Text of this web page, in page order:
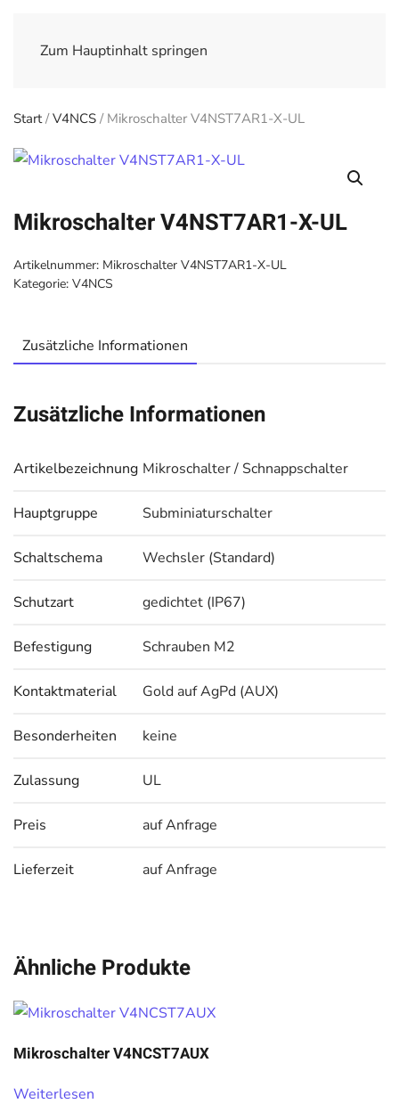
Zum Hauptinhalt springen
Start/V4NCS / Mikroschalter V4NST7AR1-X-UL
Mikroschalter V4NST7AR1-X-UL
Artikelnummer: Mikroschalter V4NST7AR1-X-UL
Kategorie: V4NCS
Zusätzliche Informationen
Zusätzliche Informationen
Artikelbezeichnung Mikroschalter / Schnappschalter
Hauptgruppe Subminiaturschalter
Schaltschema Wechsler (Standard)
Schutzart gedichtet (IP67)
Befestigung Schrauben M2
Kontaktmaterial Gold auf AgPd (AUX)
Besonderheiten keine
Zulassung UL
Preis auf Anfrage
Lieferzeit auf Anfrage
Ähnliche Produkte
Mikroschalter V4NCST7AUX
Weiterlesen